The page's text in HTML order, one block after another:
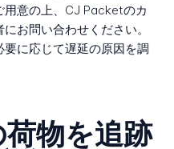
用意の上、CJ Packetのカ
お問い合わせください。
に応じて遅延の原因を調
物を追跡